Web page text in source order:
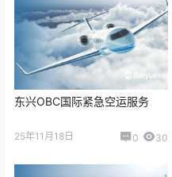
东兴OBC国际紧急空运服务
25年11月18日 0 30